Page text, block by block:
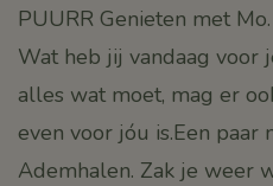
PUURR Genieten met
Wat heb jij vandaag voor
alles wat moet, mag er
even voor jóu is.Een paar
Ademhalen. Zak je weer